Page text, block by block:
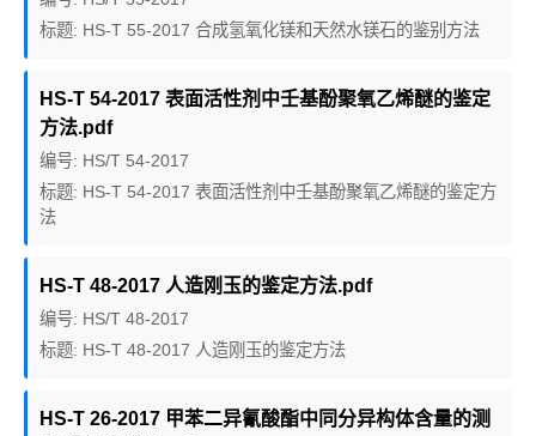
标题: HS-T 55-2017 合成氢氧化镁和天然水镁石的鉴别方法
HS-T 54-2017 表面活性剂中壬基酚聚氧乙烯醚的鉴定
方法.pdf
编号: HS/T 54-2017
标题: HS-T 54-2017 表面活性剂中壬基酚聚氧乙烯醚的鉴定方
法
HS-T 48-2017 人造刚玉的鉴定方法.pdf
编号: HS/T 48-2017
标题: HS-T 48-2017 人造刚玉的鉴定方法
HS-T 26-2017 甲苯二异氰酸酯中同分异构体含量的测